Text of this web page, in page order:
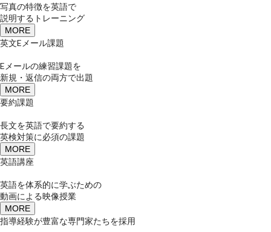
写真の特徴を英語で
説明するトレーニング
MORE
英文Eメール課題
Eメールの練習課題を
新規・返信の両方で出題
MORE
要約課題
長文を英語で要約する
英検対策に必須の課題
MORE
英語講座
英語を体系的に学ぶための
動画による映像授業
MORE
指導経験が豊富な専門家たちを採用